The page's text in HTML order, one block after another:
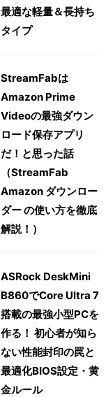
最適な軽量＆長持ち
タイプ
StreamFabは
Amazon Prime
Videoの最強ダウン
ロード保存アプリ
だ！と思った話
（StreamFab
Amazon ダウンロー
ダー の使い方を徹底
解説！）
ASRock DeskMini
B860でCore Ultra 7
搭載の最強小型PCを
作る！ 初心者が知ら
ない性能封印の罠と
最適化BIOS設定・黄
金ルール